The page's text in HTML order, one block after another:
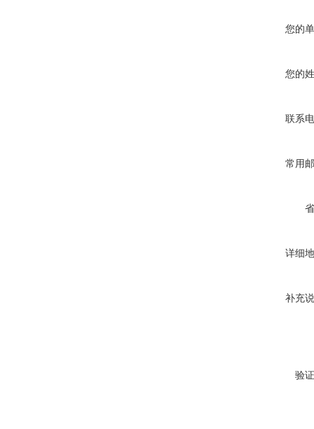
您的
您的
联系
常用
详细
补充
验